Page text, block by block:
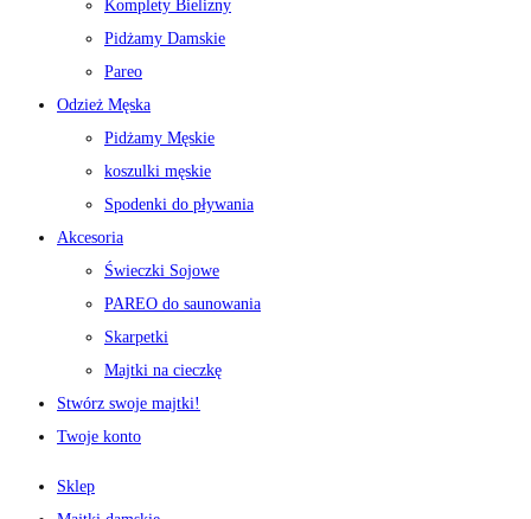
Komplety Bielizny
Pidżamy Damskie
Pareo
Odzież Męska
Pidżamy Męskie
koszulki męskie
Spodenki do pływania
Akcesoria
Świeczki Sojowe
PAREO do saunowania
Skarpetki
Majtki na cieczkę
Stwórz swoje majtki!
Twoje konto
Sklep